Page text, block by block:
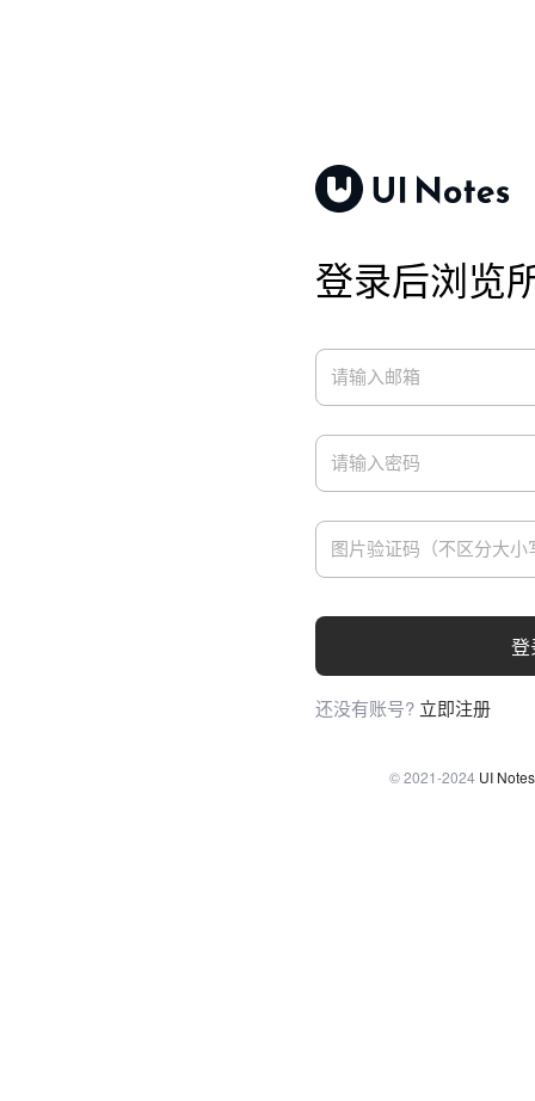
登录后浏览
登
还没有账号? 立即注册
© 2021-2024 UI Notes